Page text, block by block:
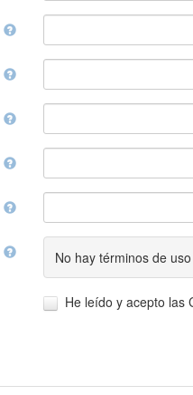
No hay términos de
He leído y acepto las